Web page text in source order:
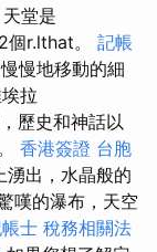
天堂是
個r.lthat。 記帳
慢地移動的細
拉
歷史和神話以
香港簽證 台胞
湧出，水晶般的
嘆的瀑布，天空
士 稅務相關法